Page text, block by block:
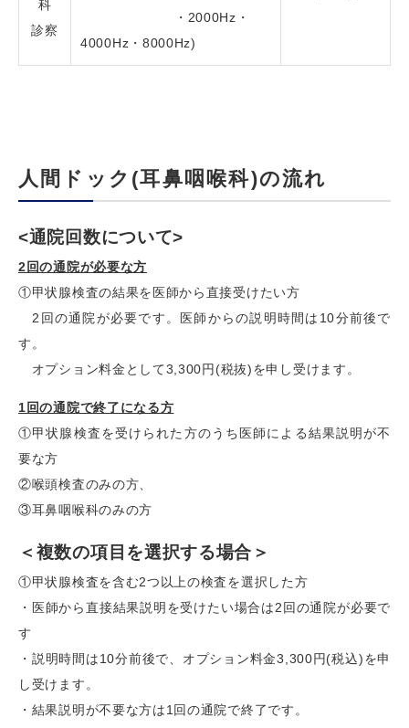
科
診察
・2000Hz・
4000Hz・8000Hz)
人間ドック(耳鼻咽喉科)の流れ
<通院回数について>
2回の通院が必要な方
①甲状腺検査の結果を医師から直接受けたい方
2回の通院が必要です。医師からの説明時間は10分前後で
す。
オプション料金として3,300円(税抜)を申し受けます。
1回の通院で終了になる方
①甲状腺検査を受けられた方のうち医師による結果説明が不
要な方
②喉頭検査のみの方、
③耳鼻咽喉科のみの方
＜複数の項目を選択する場合＞
①甲状腺検査を含む2つ以上の検査を選択した方
・医師から直接結果説明を受けたい場合は2回の通院が必要で
す
・説明時間は10分前後で、オプション料金3,300円(税込)を申
し受けます。
・結果説明が不要な方は1回の通院で終了です。